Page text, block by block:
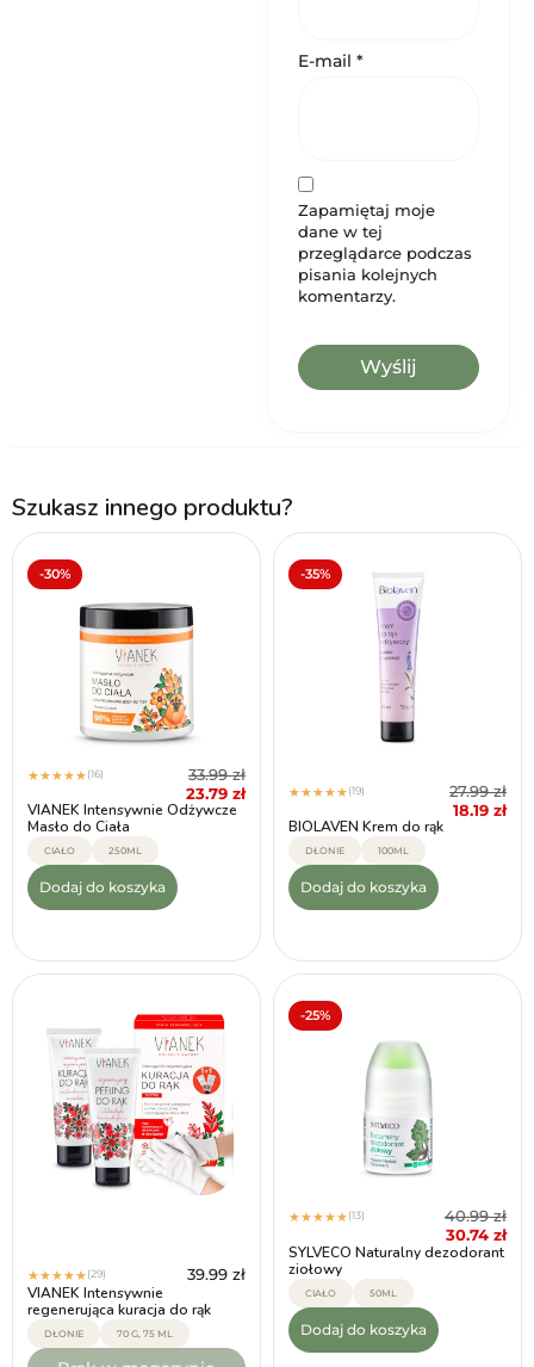
E-mail *
Zapamiętaj moje
dane w tej
przeglądarce podczas
pisania kolejnych
komentarzy.
Szukasz innego produktu?
-30%
★★★★★(16) 33.99zł
23.79 zł
VIANEK Intensywnie Odżywcze
Masło do Ciała
CIAŁO 250ML
Dodaj do koszyka
-35%
★★★★★(19) 27.99zł
18.19 zł
BIOLAVEN Krem do rąk
DŁONIE 100ML
Dodaj do koszyka
★★★★★(29) 39.99 zł
VIANEK Intensywnie
regenerująca kuracja do rąk
DŁONIE 70 G, 75 ML
-25%
★★★★★(13) 40.99zł
30.74 zł
SYLVECO Naturalny dezodorant
ziołowy
CIAŁO 50ML
Dodaj do koszyka